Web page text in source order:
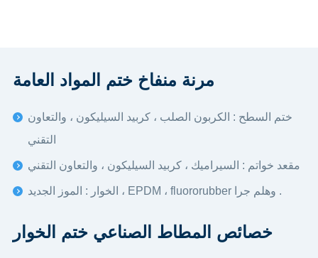
مرنة منفاخ ختم المواد العامة
ختم السطح : الكربون الصلب ، كربيد السيليكون ، والتعاون
التقني
مقعد خواتم : السيراميك ، كربيد السيليكون ، والتعاون التقني
الخوار : الموز الجديد ، EPDM ، fluororubber وهلم جرا .
خصائص المطاط الصناعي ختم الخوار